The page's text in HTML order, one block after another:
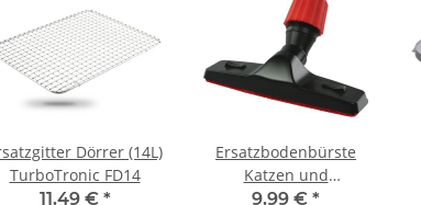
Dörrer (14L)
TurboTronic FD14
11,49 € *
Ersatzbodenbürste
Katzen und
Hundebürste
9,99 € *